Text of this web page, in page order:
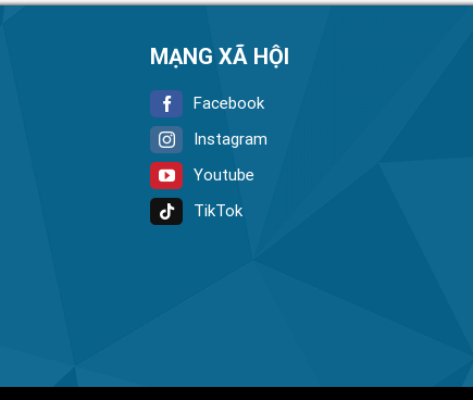
MẠNG XÃ HỘI
Facebook
Instagram
Youtube
TikTok